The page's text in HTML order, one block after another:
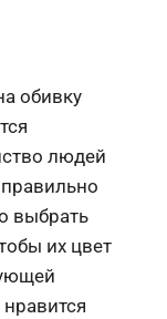
обивку
людей
выбрать
их цвет